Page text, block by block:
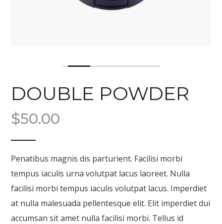
DOUBLE POWDER
$50.00
Penatibus magnis dis parturient. Facilisi morbi
tempus iaculis urna volutpat lacus laoreet. Nulla
facilisi morbi tempus iaculis volutpat lacus. Imperdiet
at nulla malesuada pellentesque elit. Elit imperdiet dui
accumsan sit amet nulla facilisi morbi. Tellus id